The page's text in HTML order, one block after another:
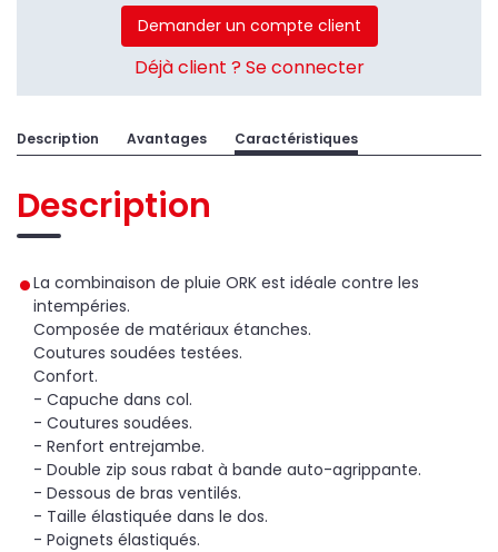
Demander un compte client
Déjà client ? Se connecter
Description Avantages Caractéristiques
Description
La combinaison de pluie ORK est idéale contre les
intempéries.
Composée de matériaux étanches.
Coutures soudées testées.
Confort.
- Capuche dans col.
- Coutures soudées.
- Renfort entrejambe.
- Double zip sous rabat à bande auto-agrippante.
- Dessous de bras ventilés.
- Taille élastiquée dans le dos.
- Poignets élastiqués.